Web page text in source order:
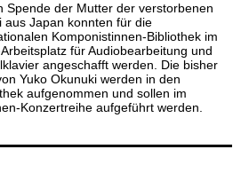
Spende der Mutter der verstorbenen
aus Japan konnten für die
Komponistinnen-Bibliothek im
für Audiobearbeitung und
angeschafft werden. Die bisher
Yuko Okunuki werden in den
aufgenommen und sollen im
Konzertreihe aufgeführt werden.